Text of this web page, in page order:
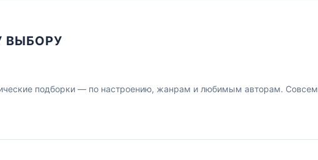
ВЫБОРУ
подборки — по настроению, жанрам и любимым авторам. Совсем